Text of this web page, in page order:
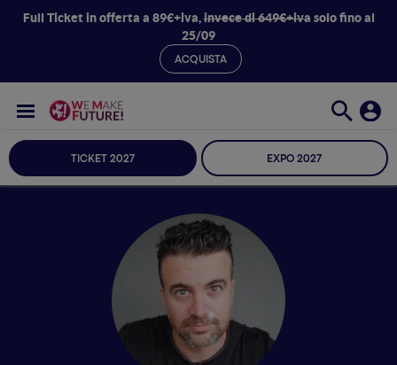
Full Ticket in offerta a 89€+iva,invece di 649€+ivasolo fino al
25/09
ACQUISTA
TICKET 2027 EXPO 2027